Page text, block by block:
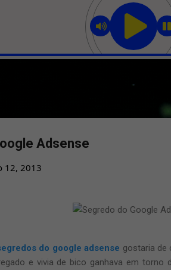
Pular para o conteúdo
Adsense
12, 2013
do google adsense gostaria de
e vivia de bico ganhava em